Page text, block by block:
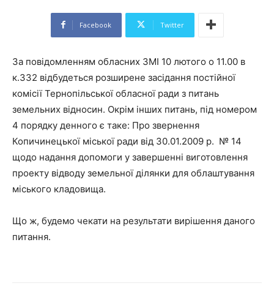
Facebook Twitter
За повідомленням обласних ЗМІ 10 лютого о 11.00 в
к.332 відбудеться розширене засідання постійної
комісії Тернопільської обласної ради з питань
земельних відносин. Окрім інших питань, під номером
4 порядку денного є таке: Про звернення
Копичинецької міської ради від 30.01.2009 р. № 14
щодо надання допомоги у завершенні виготовлення
проекту відводу земельної ділянки для облаштування
міського кладовища.
Що ж, будемо чекати на результати вирішення даного
питання.